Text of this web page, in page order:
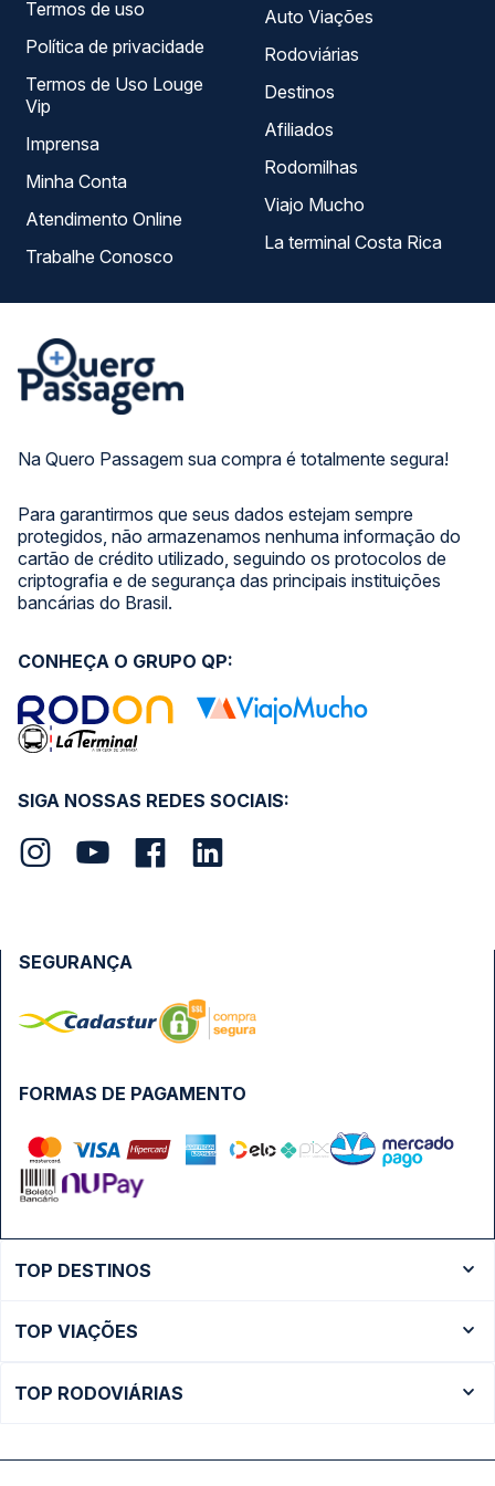
Na Quero Passagem sua compra é totalmente segura!
Para garantirmos que seus dados estejam sempre
protegidos, não armazenamos nenhuma informação do
cartão de crédito utilizado, seguindo os protocolos de
criptografia e de segurança das principais instituições
bancárias do Brasil.
Termos de uso
Política de privacidade
Termos de Uso Louge
Vip
Imprensa
Minha Conta
Atendimento Online
Trabalhe Conosco
Auto Viações
Rodoviárias
Destinos
Afiliados
Rodomilhas
Viajo Mucho
La terminal Costa Rica
SIGA NOSSAS REDES SOCIAIS:
CONHEÇA O GRUPO QP:
FORMAS DE PAGAMENTO
SEGURANÇA
TOP DESTINOS
Ônibus São Paulo
TOP VIAÇÕES
TOP RODOVIÁRIAS